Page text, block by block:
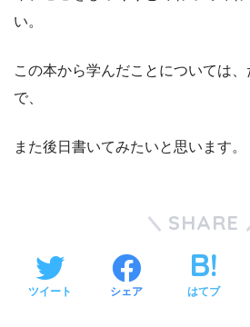
い。
この本から学んだことについては
で、
また後日書いてみたいと思います。
SHARE
ツイート シェア はてブ